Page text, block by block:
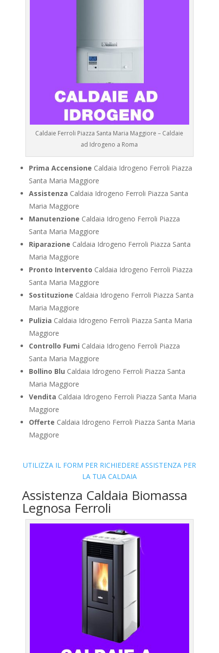
Caldaie Ferroli Piazza Santa Maria Maggiore – Caldaie
ad Idrogeno a Roma
Prima Accensione Caldaia Idrogeno Ferroli Piazza
Santa Maria Maggiore
Assistenza Caldaia Idrogeno Ferroli Piazza Santa
Maria Maggiore
Manutenzione Caldaia Idrogeno Ferroli Piazza
Santa Maria Maggiore
Riparazione Caldaia Idrogeno Ferroli Piazza Santa
Maria Maggiore
Pronto Intervento Caldaia Idrogeno Ferroli Piazza
Santa Maria Maggiore
Sostituzione Caldaia Idrogeno Ferroli Piazza Santa
Maria Maggiore
Pulizia Caldaia Idrogeno Ferroli Piazza Santa Maria
Maggiore
Controllo Fumi Caldaia Idrogeno Ferroli Piazza
Santa Maria Maggiore
Bollino Blu Caldaia Idrogeno Ferroli Piazza Santa
Maria Maggiore
Vendita Caldaia Idrogeno Ferroli Piazza Santa Maria
Maggiore
Offerte Caldaia Idrogeno Ferroli Piazza Santa Maria
Maggiore
UTILIZZA IL FORM PER RICHIEDERE ASSISTENZA PER
LA TUA CALDAIA
Assistenza Caldaia Biomassa
Legnosa Ferroli